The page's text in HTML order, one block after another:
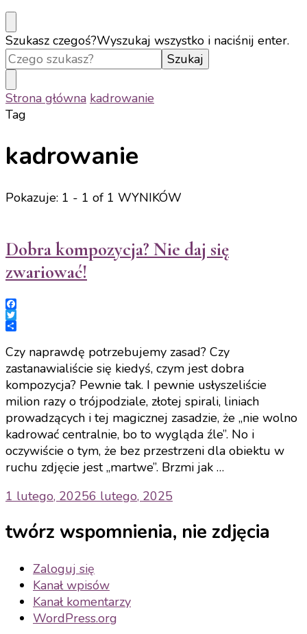
Szukasz czegoś?Wyszukaj wszystko i naciśnij enter.
Strona główna kadrowanie
Tag
kadrowanie
Pokazuje: 1 - 1 of 1 WYNIKÓW
Dobra kompozycja? Nie daj się
zwariować!
Facebook
Twitter
Share
Czy naprawdę potrzebujemy zasad? Czy
zastanawialiście się kiedyś, czym jest dobra
kompozycja? Pewnie tak. I pewnie usłyszeliście
milion razy o trójpodziale, złotej spirali, liniach
prowadzących i tej magicznej zasadzie, że „nie wolno
kadrować centralnie, bo to wygląda źle”. No i
oczywiście o tym, że bez przestrzeni dla obiektu w
ruchu zdjęcie jest „martwe”. Brzmi jak …
1 lutego, 20256 lutego, 2025
twórz wspomnienia, nie zdjęcia
Zaloguj się
Kanał wpisów
Kanał komentarzy
WordPress.org